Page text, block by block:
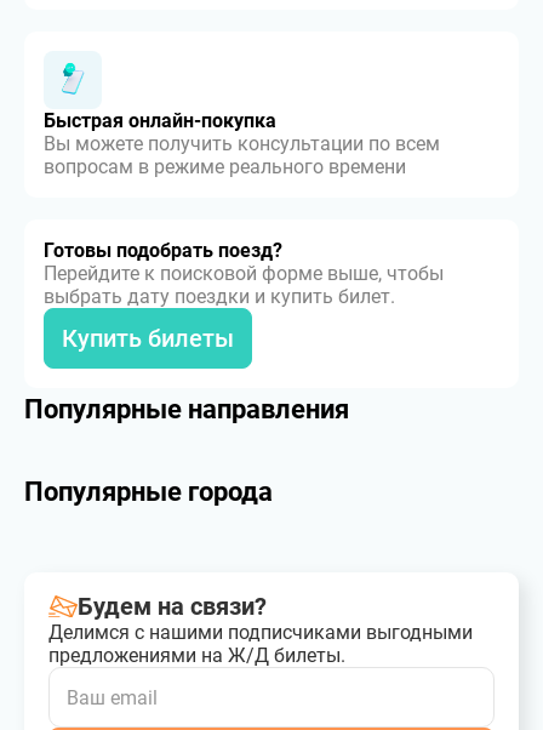
Быстрая онлайн-покупка
Вы можете получить консультации по всем
вопросам в режиме реального времени
Готовы подобрать поезд?
Перейдите к поисковой форме выше, чтобы
выбрать дату поездки и купить билет.
Купить билеты
Популярные направления
Популярные города
Будем на связи?
Делимся с нашими подписчиками выгодными
предложениями на Ж/Д билеты.